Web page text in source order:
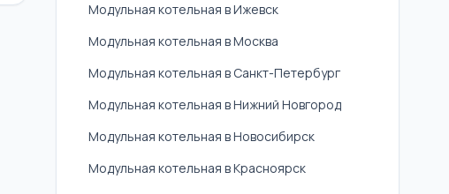
Модульная котельная в Ижевск
Модульная котельная в Москва
Модульная котельная в Санкт-Петербург
Модульная котельная в Нижний Новгород
Модульная котельная в Новосибирск
Модульная котельная в Красноярск